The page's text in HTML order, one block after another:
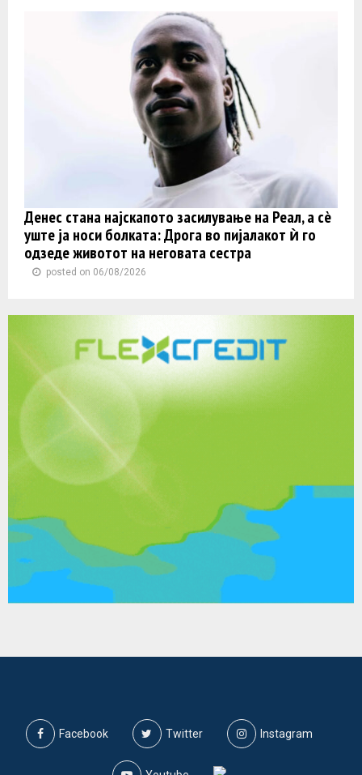
Денес стана најскапото засилување на Реал, а сè
уште ја носи болката: Дрога во пијалакот ѝ го
одзеде животот на неговата сестра
posted on 06/08/2026
Facebook Twitter Instagram